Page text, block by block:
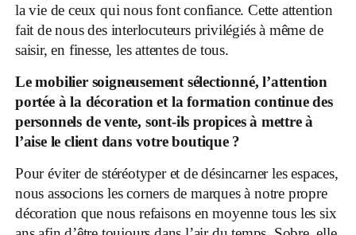
la vie de ceux qui nous font confiance. Cette attention
fait de nous des interlocuteurs privilégiés à même de
saisir, en finesse, les attentes de tous.
Le mobilier soigneusement sélectionné, l’attention
portée à la décoration et la formation continue des
personnels de vente, sont-ils propices à mettre à
l’aise le client dans votre boutique ?
Pour éviter de stéréotyper et de désincarner les espaces,
nous associons les corners de marques à notre propre
décoration que nous refaisons en moyenne tous les six